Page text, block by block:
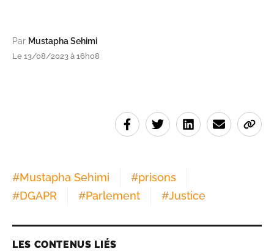
Par Mustapha Sehimi
Le 13/08/2023 à 16h08
#Mustapha Sehimi #prisons
#DGAPR #Parlement #Justice
LES CONTENUS LIÉS